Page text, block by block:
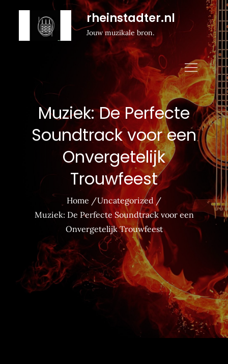
rheinstadter.nl
Jouw muzikale bron.
Muziek: De Perfecte
Soundtrack voor een
Onvergetelijk
Trouwfeest
Home
Uncategorized
Muziek: De Perfecte Soundtrack voor een
Onvergetelijk Trouwfeest